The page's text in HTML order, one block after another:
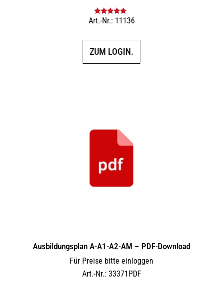
Bewertet mit
Art.-Nr.: 11136
ZUM LOGIN.
Ausbildungsplan A-A1-A2-AM – PDF-Download
Für Preise bitte einloggen
Art.-Nr.: 33371PDF